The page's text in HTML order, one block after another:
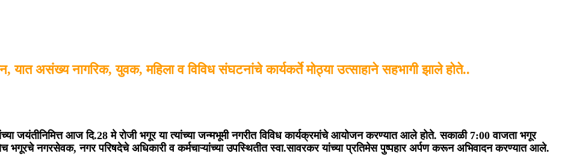
यात असंख्य नागरिक, युवक, महिला व विविध संघटनांचे कार्यकर्ते मोठ्या उत्साहाने सहभागी झाले होते..
जयंतीनिमित्त आज दि.28 मे रोजी भगूर या त्यांच्या जन्मभूमी नगरीत विविध कार्यक्रमांचे आयोजन करण्यात आले होते. सकाळी 7:00 वाजता भगूर
भगूरचे नगरसेवक, नगर परिषदेचे अधिकारी व कर्मचाऱ्यांच्या उपस्थितीत स्वा.सावरकर यांच्या प्रतिमेस पुष्पहार अर्पण करून अभिवादन करण्यात आले.